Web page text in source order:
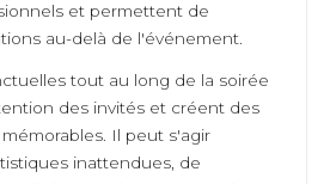
et permettent de
au-delà de l'événement.
tout au long de la soirée
des invités et créent des
Il peut s'agir
inattendues, de